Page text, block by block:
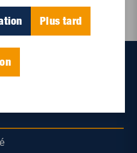
Plus tard